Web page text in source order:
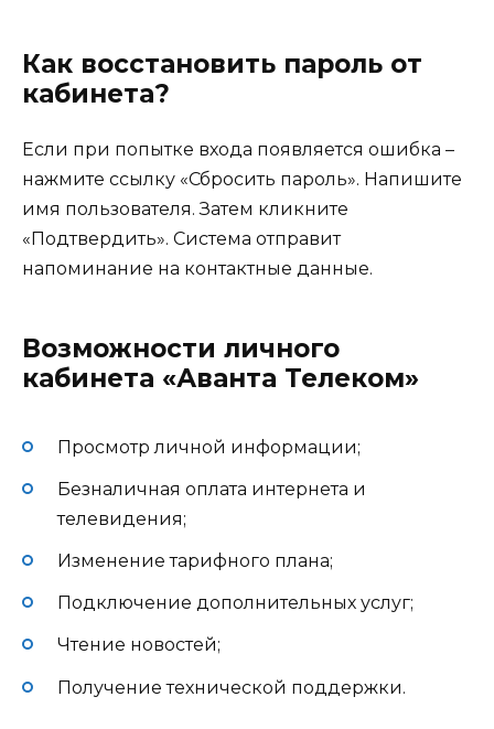
Как восстановить пароль от
кабинета?
Если при попытке входа появляется ошибка –
нажмите ссылку «Сбросить пароль». Напишите
имя пользователя. Затем кликните
«Подтвердить». Система отправит
напоминание на контактные данные.
Возможности личного
кабинета «Аванта Телеком»
Просмотр личной информации;
Безналичная оплата интернета и
телевидения;
Изменение тарифного плана;
Подключение дополнительных услуг;
Чтение новостей;
Получение технической поддержки.